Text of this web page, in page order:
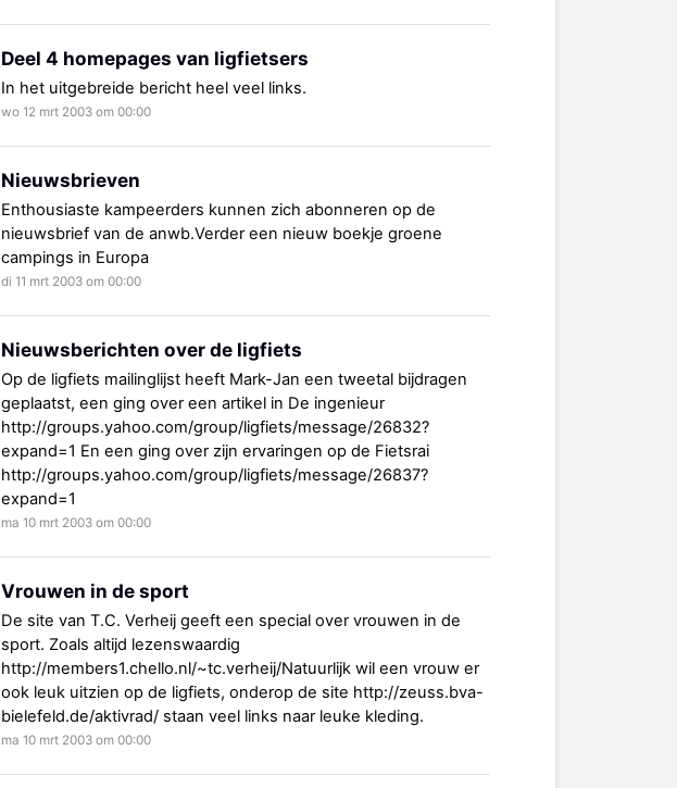
Deel 4 homepages van ligfietsers
In het uitgebreide bericht heel veel links.
wo 12 mrt 2003 om 00:00
Nieuwsbrieven
Enthousiaste kampeerders kunnen zich abonneren op de
nieuwsbrief van de anwb.Verder een nieuw boekje groene
campings in Europa
di 11 mrt 2003 om 00:00
Nieuwsberichten over de ligfiets
Op de ligfiets mailinglijst heeft Mark-Jan een tweetal bijdragen
geplaatst, een ging over een artikel in De ingenieur
http://groups.yahoo.com/group/ligfiets/message/26832?
expand=1 En een ging over zijn ervaringen op de Fietsrai
http://groups.yahoo.com/group/ligfiets/message/26837?
expand=1
ma 10 mrt 2003 om 00:00
Vrouwen in de sport
De site van T.C. Verheij geeft een special over vrouwen in de
sport. Zoals altijd lezenswaardig
http://members1.chello.nl/~tc.verheij/Natuurlijk wil een vrouw er
ook leuk uitzien op de ligfiets, onderop de site http://zeuss.bva-
bielefeld.de/aktivrad/ staan veel links naar leuke kleding.
ma 10 mrt 2003 om 00:00